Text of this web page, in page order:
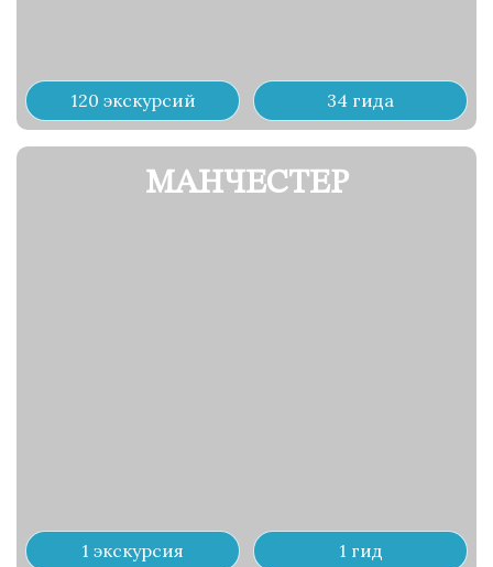
120 экскурсий 34 гида
МАНЧЕСТЕР
1 экскурсия 1 гид